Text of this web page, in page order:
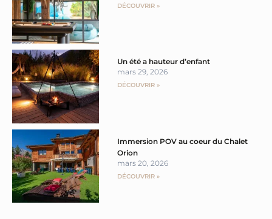
DÉCOUVRIR »
Un été a hauteur d’enfant
mars 29, 2026
DÉCOUVRIR »
Immersion POV au coeur du Chalet
Orion
mars 20, 2026
DÉCOUVRIR »